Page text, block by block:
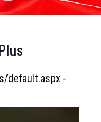
default.aspx -